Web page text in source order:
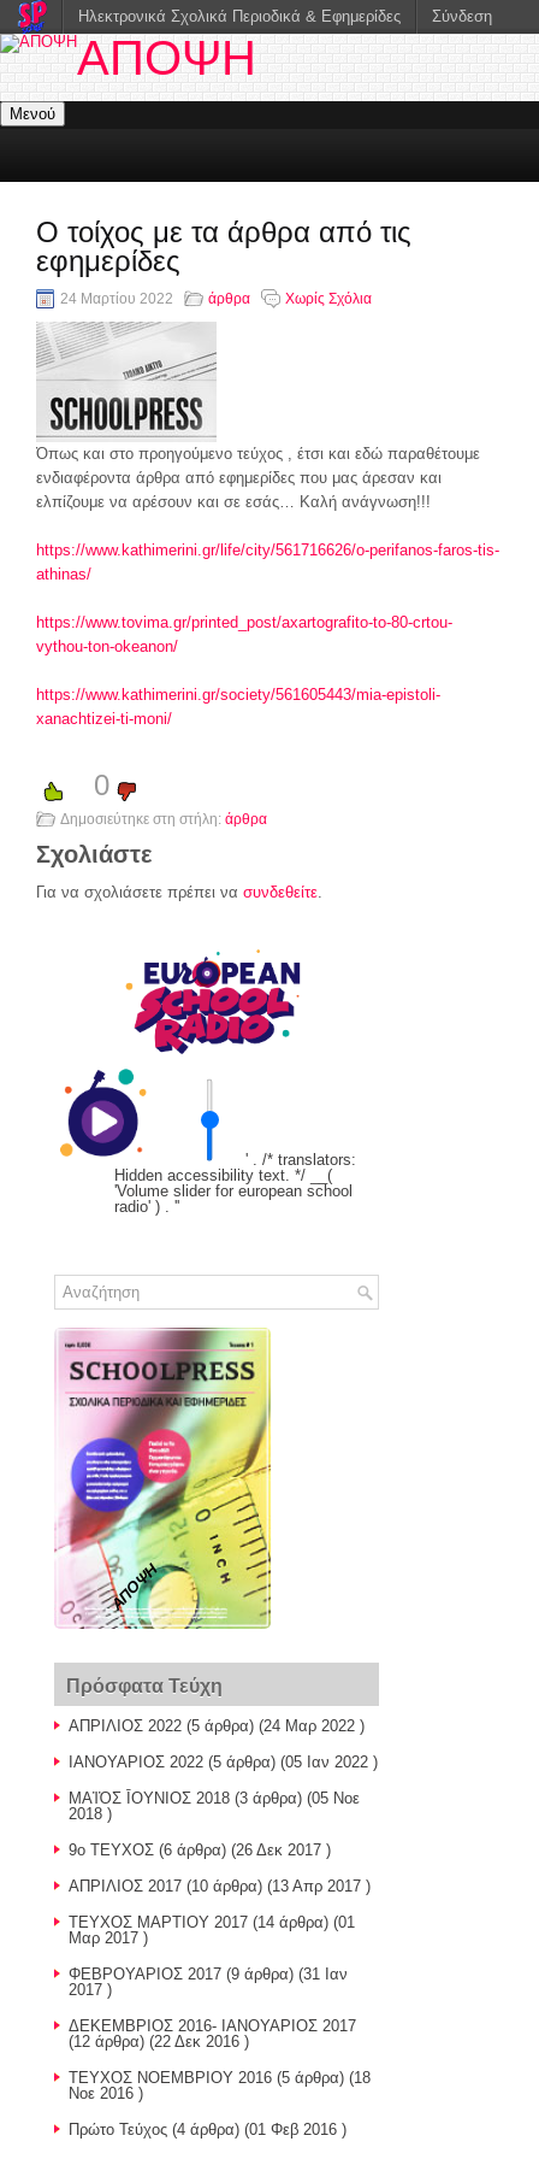
ΑΠΟΨΗ
Μενού
Ο τοίχος με τα άρθρα από τις
εφημερίδες
24 Μαρτίου 2022 άρθρα Χωρίς Σχόλια
Όπως και στο προηγούμενο τεύχος , έτσι και εδώ παραθέτουμε
ενδιαφέροντα άρθρα από εφημερίδες που μας άρεσαν και
ελπίζουμε να αρέσουν και σε εσάς… Καλή ανάγνωση!!!
https://www.kathimerini.gr/life/city/561716626/o-perifanos-faros-tis-
athinas/
https://www.tovima.gr/printed_post/axartografito-to-80-crtou-
vythou-ton-okeanon/
https://www.kathimerini.gr/society/561605443/mia-epistoli-
xanachtizei-ti-moni/
0
Δημοσιεύτηκε στη στήλη: άρθρα
Σχολιάστε
Για να σχολιάσετε πρέπει να συνδεθείτε.
' . /* translators:
Hidden accessibility text. */ __(
'Volume slider for european school
radio' ) . ''
ΑΠΟΨΗ
Πρόσφατα Τεύχη
ΑΠΡΙΛΙΟΣ 2022 (5 άρθρα) (24 Μαρ 2022 )
ΙΑΝΟΥΑΡΙΟΣ 2022 (5 άρθρα) (05 Ιαν 2022 )
ΜΑἸὈΣ ῙΟΥΝΙΟΣ 2018 (3 άρθρα) (05 Νοε
2018 )
9o TEYXOΣ (6 άρθρα) (26 Δεκ 2017 )
ΑΠΡΙΛΙΟΣ 2017 (10 άρθρα) (13 Απρ 2017 )
ΤΕΥΧΟΣ ΜΑΡΤΙΟΥ 2017 (14 άρθρα) (01
Μαρ 2017 )
ΦΕΒΡΟΥΑΡΙΟΣ 2017 (9 άρθρα) (31 Ιαν
2017 )
ΔΕΚΕΜΒΡΙΟΣ 2016- ΙΑΝΟΥΑΡΙΟΣ 2017
(12 άρθρα) (22 Δεκ 2016 )
ΤΕΥΧΟΣ ΝΟΕΜΒΡΙΟΥ 2016 (5 άρθρα) (18
Νοε 2016 )
Πρώτο Τεύχος (4 άρθρα) (01 Φεβ 2016 )
Ηλεκτρονικά Σχολικά Περιοδικά & Εφημερίδες Σύνδεση